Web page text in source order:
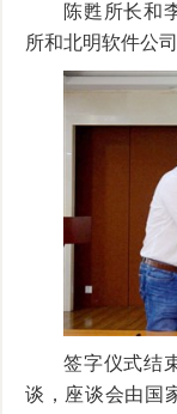
陈甦所长和
所和北明软件公
签字仪式结
谈，座谈会由国